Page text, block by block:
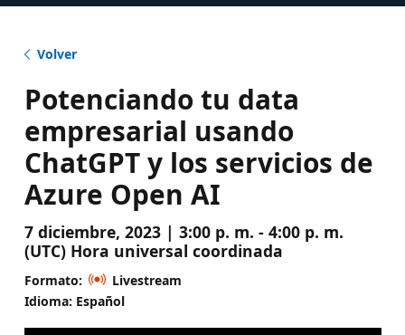
Volver
Potenciando tu data
empresarial usando
ChatGPT y los servicios de
Azure Open AI
7 diciembre, 2023 | 3:00 p. m. - 4:00 p. m.
(UTC) Hora universal coordinada
Formato:
Livestream
Idioma: Español